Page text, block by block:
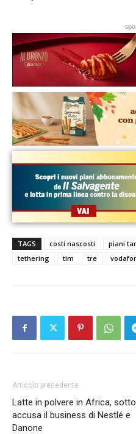
TAGS costi nascosti piani
tethering
tim tre
Articolo precedente
Latte in polvere in Africa, sotto
accusa il business di Nestlé e
Danone